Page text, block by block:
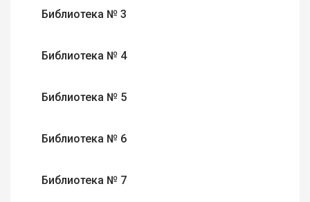
Библиотека № 3
Библиотека № 4
Библиотека № 5
Библиотека № 6
Библиотека № 7